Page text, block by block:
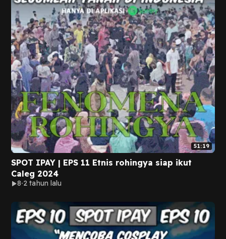
51:19
SPOT IPAY | EPS 11 Etnis rohingya siap ikut
Caleg 2024
8 2 tahun lalu